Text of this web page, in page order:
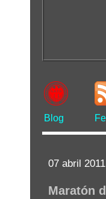
Blog
07 abril 2011
Maratón